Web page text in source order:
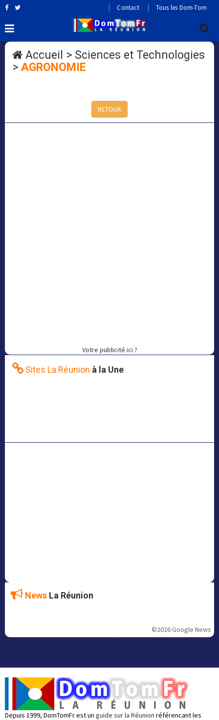
Contact Tous les Dom-Tom
Accueil > Sciences et Technologies
> AGRONOMIE
RETOUR
Votre publicité ici ?
Sites La Réunion à la Une
News La Réunion
©2026 Google News
Depuis 1999, DomTomFr est un guide sur la Réunion référencant les